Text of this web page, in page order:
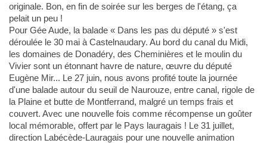
originale. Bon, en fin de soirée sur les berges de l'étang, ça
pelait un peu !
Pour Gée Aude, la balade « Dans les pas du député » s'est
déroulée le 30 mai à Castelnaudary. Au bord du canal du Midi,
les domaines de Donadéry, des Cheminières et le moulin du
Vivier sont un étonnant havre de nature, œuvre du député
Eugène Mir... Le 27 juin, nous avons profité toute la journée
d'une balade autour du seuil de Naurouze, entre canal, rigole de
la Plaine et butte de Montferrand, malgré un temps frais et
couvert. Avec une nouvelle fois comme récompense un goûter
local mémorable, offert par le Pays lauragais ! Le 31 juillet,
direction Labécède-Lauragais pour une nouvelle animation